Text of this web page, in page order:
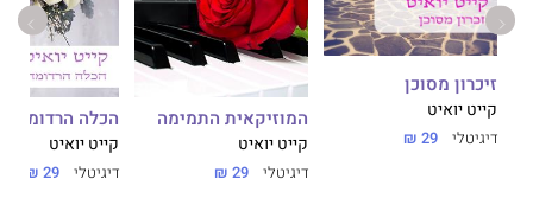
זיכרון מסוכן
קייט יואיט
דיגיטלי 29 ₪
המוזיקאית התמימה
קייט יואיט
דיגיטלי 29 ₪
הכלה הרדומה
קייט יואיט
דיגיטלי 29 ₪